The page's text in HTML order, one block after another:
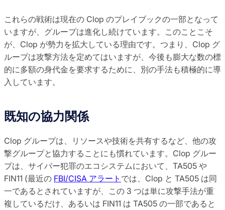
これらの戦術は現在の Clop のプレイブックの一部となって
いますが、グループは進化し続けています。このことこそ
が、Clop が勢力を拡大している理由です。つまり、Clop グ
ループは攻撃方法を定めてはいますが、今後も膨大な数の標
的に多額の身代金を要求するために、別の手法も積極的に導
入しています。
既知の協力関係
Clop グループは、リソースや技術を共有するなど、他の攻
撃グループと協力することにも慣れています。Clop グルー
プは、サイバー犯罪のエコシステムにおいて、TA505 や
FIN11 (最近の FBI/CISA アラート では、Clop と TA505 は同
一であるとされていますが、この 3 つは単に攻撃手法が重
複しているだけ、あるいは FIN11 は TA505 の一部であると